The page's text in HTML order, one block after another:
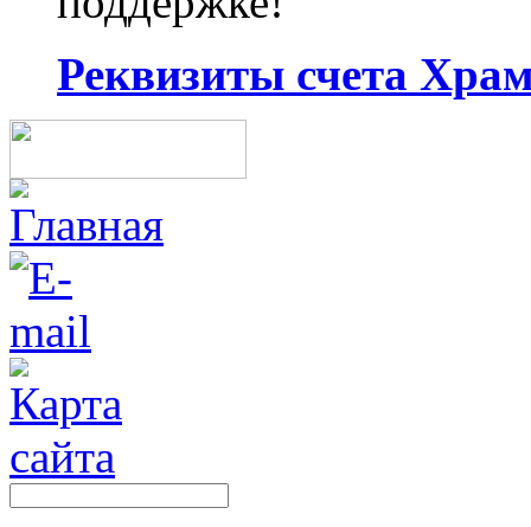
Реквизиты счета